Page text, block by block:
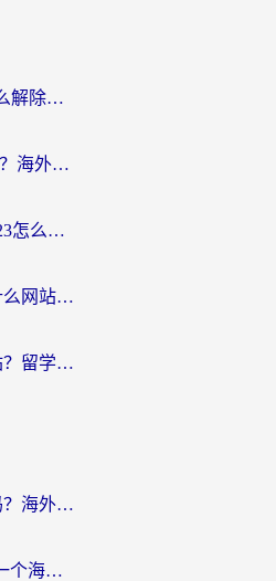
优酷手机app地域限制怎么解除？海外党亲测有效的追剧方案
全民K歌国外如何听原唱？海外党亲测有效的回国加速器选择指南
在海外如果使用交管12123怎么处理？留学生亲测有效的回国加速方案
海外看国内电视直播用什么网站比较好？一篇解决你所有追剧难题的实用指南
在国外如何打开中国网站？留学生与海外华人的无缝访问指南
雷霆加速下载免费靠谱吗？海外党选回国加速器的避坑指南（附热门工具对比）
NordVPN 回国能用吗？一个海外用户必须面对的真实困境